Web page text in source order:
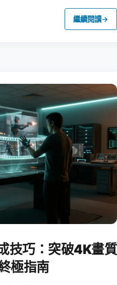
繼續閱讀→
技巧：突破4K畫質
極指南